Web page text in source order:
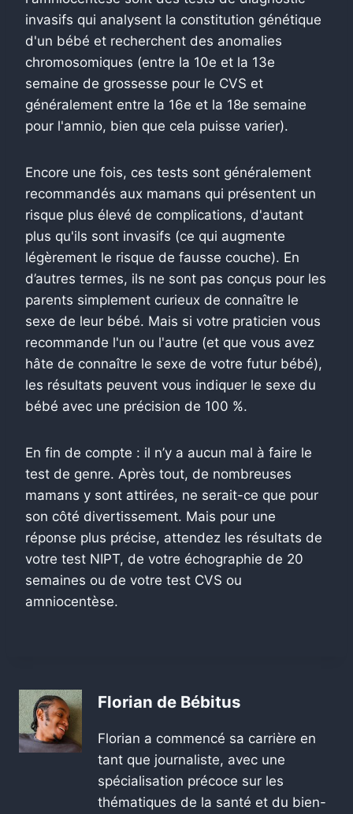
invasifs qui analysent la constitution génétique
d'un bébé et recherchent des anomalies
chromosomiques (entre la 10e et la 13e
semaine de grossesse pour le CVS et
généralement entre la 16e et la 18e semaine
pour l'amnio, bien que cela puisse varier).
Encore une fois, ces tests sont généralement
recommandés aux mamans qui présentent un
risque plus élevé de complications, d'autant
plus qu'ils sont invasifs (ce qui augmente
légèrement le risque de fausse couche). En
d’autres termes, ils ne sont pas conçus pour les
parents simplement curieux de connaître le
sexe de leur bébé. Mais si votre praticien vous
recommande l'un ou l'autre (et que vous avez
hâte de connaître le sexe de votre futur bébé),
les résultats peuvent vous indiquer le sexe du
bébé avec une précision de 100 %.
En fin de compte : il n’y a aucun mal à faire le
test de genre. Après tout, de nombreuses
mamans y sont attirées, ne serait-ce que pour
son côté divertissement. Mais pour une
réponse plus précise, attendez les résultats de
votre test NIPT, de votre échographie de 20
semaines ou de votre test CVS ou
amniocentèse.
Florian de Bébitus
Florian a commencé sa carrière en
tant que journaliste, avec une
spécialisation précoce sur les
thématiques de la santé et du bien-